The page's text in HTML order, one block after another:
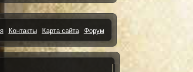
Контакты Карта сайта Форум